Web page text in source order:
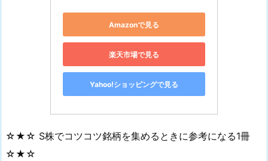
Amazonで見る
楽天市場で見る
Yahoo!ショッピングで見る
☆★☆ S株でコツコツ銘柄を集めるときに参考になる1冊
☆★☆